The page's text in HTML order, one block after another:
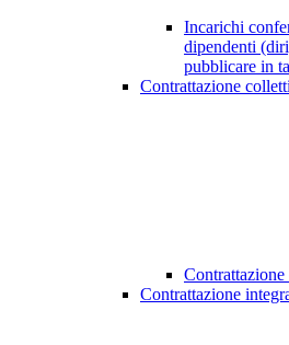
Incarichi
dipendenti
pubblicare in
Contrattazione
Contrattazione